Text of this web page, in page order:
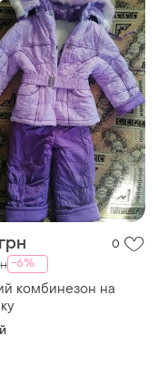
0
-6%
комбинезон на